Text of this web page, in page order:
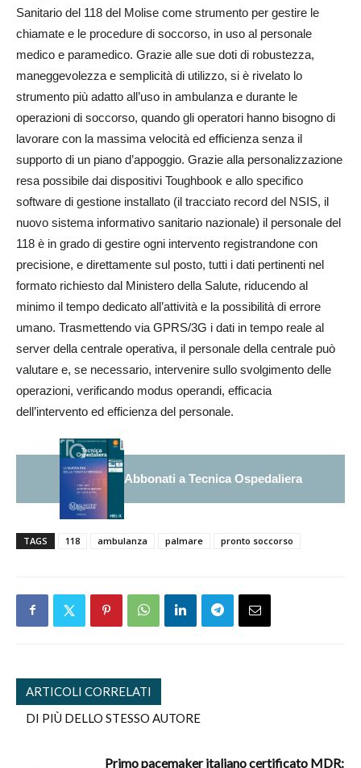
Sanitario del 118 del Molise come strumento per gestire le
chiamate e le procedure di soccorso, in uso al personale
medico e paramedico. Grazie alle sue doti di robustezza,
maneggevolezza e semplicità di utilizzo, si è rivelato lo
strumento più adatto all’uso in ambulanza e durante le
operazioni di soccorso, quando gli operatori hanno bisogno di
lavorare con la massima velocità ed efficienza senza il
supporto di un piano d’appoggio. Grazie alla personalizzazione
resa possibile dai dispositivi Toughbook e allo specifico
software di gestione installato (il tracciato record del NSIS, il
nuovo sistema informativo sanitario nazionale) il personale del
118 è in grado di gestire ogni intervento registrandone con
precisione, e direttamente sul posto, tutti i dati pertinenti nel
formato richiesto dal Ministero della Salute, riducendo al
minimo il tempo dedicato all’attività e la possibilità di errore
umano. Trasmettendo via GPRS/3G i dati in tempo reale al
server della centrale operativa, il personale della centrale può
valutare e, se necessario, intervenire sullo svolgimento delle
operazioni, verificando modus operandi, efficacia
dell’intervento ed efficienza del personale.
Abbonati a Tecnica Ospedaliera
TAGS 118 ambulanza palmare pronto soccorso
ARTICOLI CORRELATI
DI PIÙ DELLO STESSO AUTORE
Primo pacemaker italiano certificato MDR: